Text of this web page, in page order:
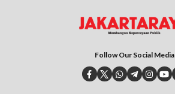
Follow Our Social Media